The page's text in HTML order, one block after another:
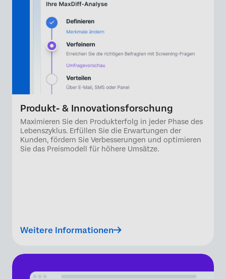
Produkt- & Innovationsforschung
Maximieren Sie den Produkterfolg in jeder Phase des
Lebenszyklus. Erfüllen Sie die Erwartungen der
Kunden, fördern Sie Verbesserungen und optimieren
Sie das Preismodell für höhere Umsätze.
Weitere Informationen